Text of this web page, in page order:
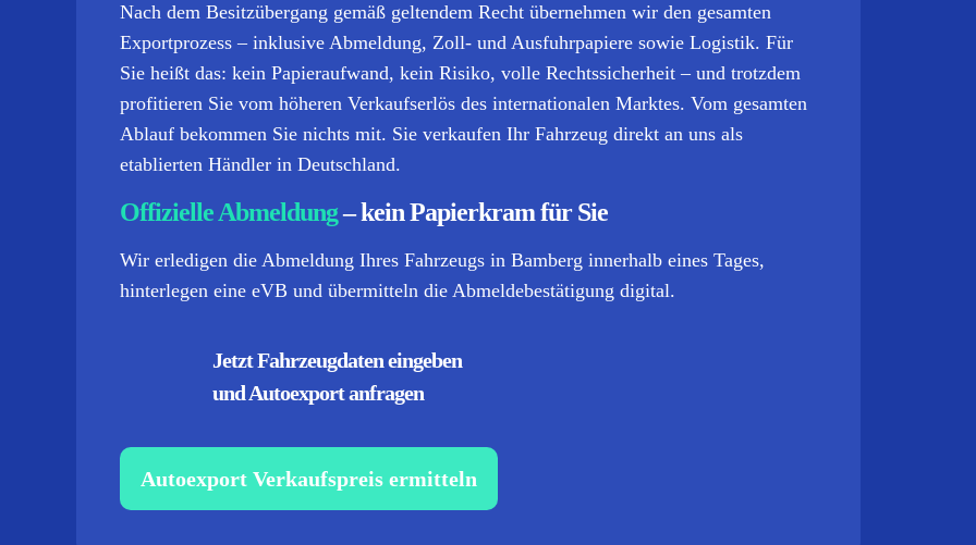
Nach dem Besitzübergang gemäß geltendem Recht übernehmen wir den gesamten
Exportprozess – inklusive Abmeldung, Zoll- und Ausfuhrpapiere sowie Logistik. Für
Sie heißt das: kein Papieraufwand, kein Risiko, volle Rechtssicherheit – und trotzdem
profitieren Sie vom höheren Verkaufserlös des internationalen Marktes. Vom gesamten
Ablauf bekommen Sie nichts mit. Sie verkaufen Ihr Fahrzeug direkt an uns als
etablierten Händler in Deutschland.
Offizielle Abmeldung– kein Papierkram für Sie
Wir erledigen die Abmeldung Ihres Fahrzeugs in Bamberg innerhalb eines Tages,
hinterlegen eine eVB und übermitteln die Abmeldebestätigung digital.
Jetzt Fahrzeugdaten eingeben
und Autoexport anfragen
Autoexport Verkaufspreis ermitteln